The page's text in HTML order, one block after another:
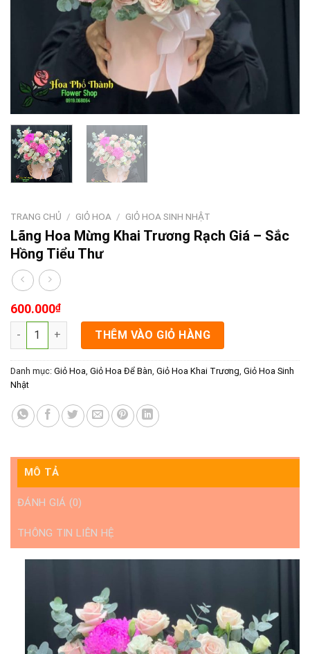
TRANG CHỦ / GIỎ HOA / GIỎ HOA SINH NHẬT
Lãng Hoa Mừng Khai Trương Rạch Giá – Sắc
Hồng Tiểu Thư
600.000₫
Lãng Hoa Mừng Khai Trương Rạch Giá - Sắc Hồng Tiểu Thư
THÊM VÀO GIỎ HÀNG
Danh mục: Giỏ Hoa Giỏ Hoa Để Bàn Giỏ Hoa Khai Trương Giỏ Hoa Sinh
Nhật
MÔ TẢ
ĐÁNH GIÁ (0)
THÔNG TIN LIÊN HỆ